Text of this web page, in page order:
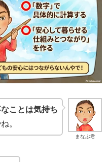
まなぶ君
ことは気持ち
。